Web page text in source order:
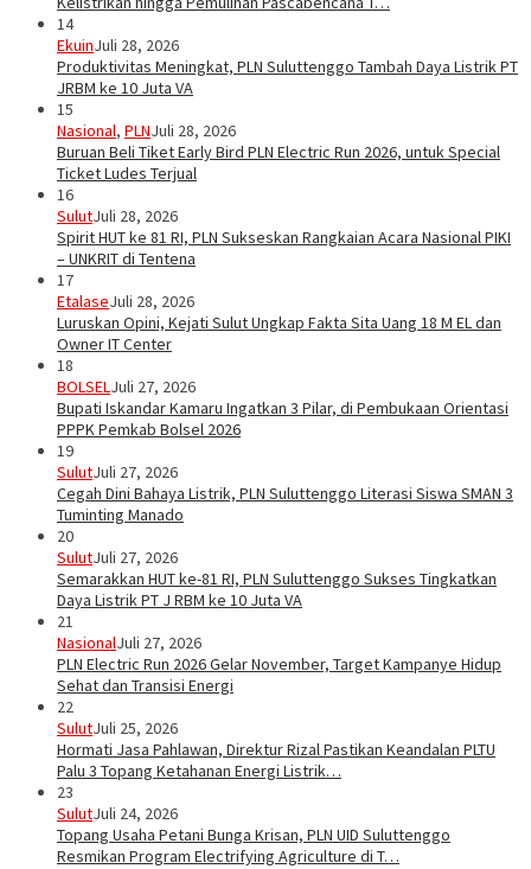
14
EkuinJuli 28, 2026
Produktivitas Meningkat, PLN Suluttenggo Tambah Daya Listrik PT
JRBM ke 10 Juta VA
15
Nasional, PLNJuli 28, 2026
Buruan Beli Tiket Early Bird PLN Electric Run 2026, untuk Special
Ticket Ludes Terjual
16
SulutJuli 28, 2026
Spirit HUT ke 81 RI, PLN Sukseskan Rangkaian Acara Nasional PIKI
– UNKRIT di Tentena
17
EtalaseJuli 28, 2026
Luruskan Opini, Kejati Sulut Ungkap Fakta Sita Uang 18 M EL dan
Owner IT Center
18
BOLSELJuli 27, 2026
Bupati Iskandar Kamaru Ingatkan 3 Pilar, di Pembukaan Orientasi
PPPK Pemkab Bolsel 2026
19
SulutJuli 27, 2026
Cegah Dini Bahaya Listrik, PLN Suluttenggo Literasi Siswa SMAN 3
Tuminting Manado
20
SulutJuli 27, 2026
Semarakkan HUT ke-81 RI, PLN Suluttenggo Sukses Tingkatkan
Daya Listrik PT J RBM ke 10 Juta VA
21
NasionalJuli 27, 2026
PLN Electric Run 2026 Gelar November, Target Kampanye Hidup
Sehat dan Transisi Energi
22
SulutJuli 25, 2026
Hormati Jasa Pahlawan, Direktur Rizal Pastikan Keandalan PLTU
Palu 3 Topang Ketahanan Energi Listrik…
23
SulutJuli 24, 2026
Topang Usaha Petani Bunga Krisan, PLN UID Suluttenggo
Resmikan Program Electrifying Agriculture di T…